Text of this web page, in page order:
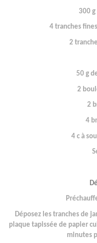
300
4 tranches
2
50 g
2
2
4
4 c à
Déposez les tranches de
plaque tapissée de papier
minutes